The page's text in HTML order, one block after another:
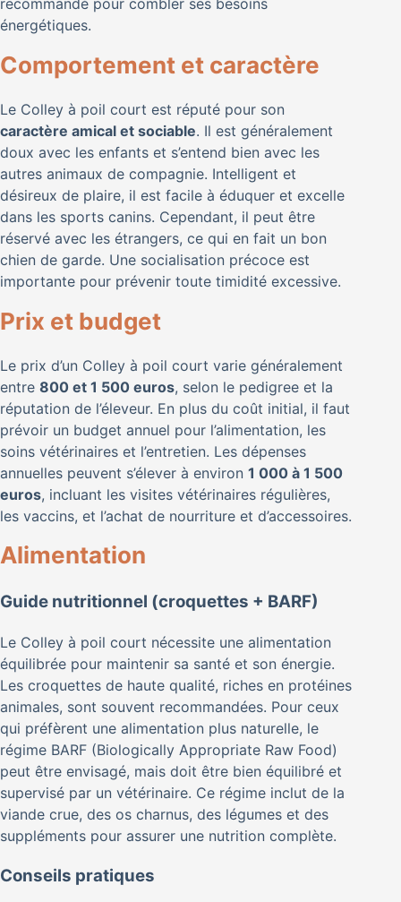
recommandé pour combler ses besoins
énergétiques.
Comportement et caractère
Le Colley à poil court est réputé pour son
caractère amical et sociable. Il est généralement
doux avec les enfants et s’entend bien avec les
autres animaux de compagnie. Intelligent et
désireux de plaire, il est facile à éduquer et excelle
dans les sports canins. Cependant, il peut être
réservé avec les étrangers, ce qui en fait un bon
chien de garde. Une socialisation précoce est
importante pour prévenir toute timidité excessive.
Prix et budget
Le prix d’un Colley à poil court varie généralement
entre 800 et 1 500 euros, selon le pedigree et la
réputation de l’éleveur. En plus du coût initial, il faut
prévoir un budget annuel pour l’alimentation, les
soins vétérinaires et l’entretien. Les dépenses
annuelles peuvent s’élever à environ 1 000 à 1 500
euros, incluant les visites vétérinaires régulières,
les vaccins, et l’achat de nourriture et d’accessoires.
Alimentation
Guide nutritionnel (croquettes + BARF)
Le Colley à poil court nécessite une alimentation
équilibrée pour maintenir sa santé et son énergie.
Les croquettes de haute qualité, riches en protéines
animales, sont souvent recommandées. Pour ceux
qui préfèrent une alimentation plus naturelle, le
régime BARF (Biologically Appropriate Raw Food)
peut être envisagé, mais doit être bien équilibré et
supervisé par un vétérinaire. Ce régime inclut de la
viande crue, des os charnus, des légumes et des
suppléments pour assurer une nutrition complète.
Conseils pratiques